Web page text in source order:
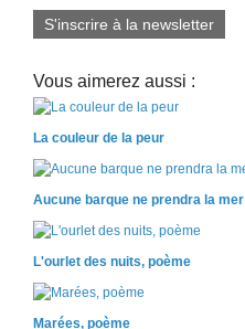
S'inscrire à la newsletter
Vous aimerez aussi :
La couleur de la peur
Aucune barque ne prendra la mer
L'ourlet des nuits, poème
Marées, poème